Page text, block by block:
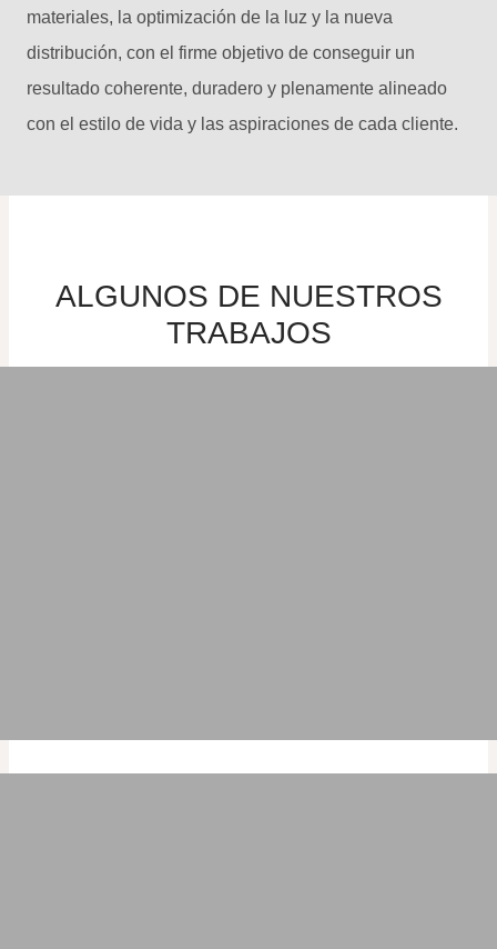
materiales, la optimización de la luz y la nueva
distribución, con el firme objetivo de conseguir un
resultado coherente, duradero y plenamente alineado
con el estilo de vida y las aspiraciones de cada cliente.
ALGUNOS DE NUESTROS
TRABAJOS